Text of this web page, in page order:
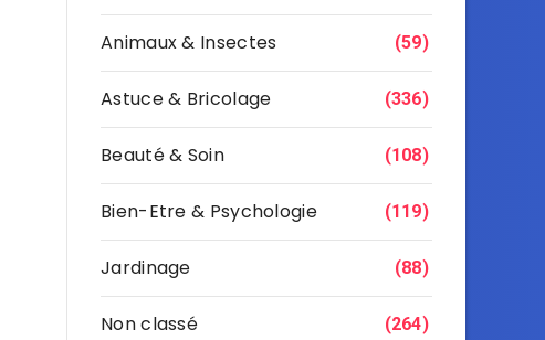
Animaux & Insectes (59)
Astuce & Bricolage (336)
Beauté & Soin (108)
Bien-Etre & Psychologie (119)
Jardinage (88)
Non classé (264)